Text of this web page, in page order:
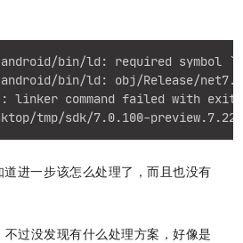
android/bin/ld: required symbol
bin/ld: obj/Release/net7.0/
command failed with exit
tmp/sdk/7.0.100-
道进一步该怎么处理了，而且也没有
不过没发现有什么处理方案，好像是